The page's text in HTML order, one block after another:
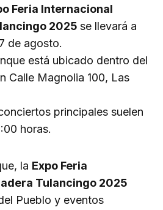
Feria Internacional
2025 se llevará a
de agosto.
está ubicado dentro del
Calle Magnolia 100, Las
principales suelen
horas.
la Expo Feria
Tulancingo 2025
Pueblo y eventos